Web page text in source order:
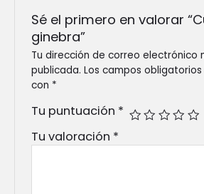
Sé el primero en valorar
ginebra”
Tu dirección de correo electrónico
publicada. Los campos
con *
Tu puntuación *
Tu valoración *